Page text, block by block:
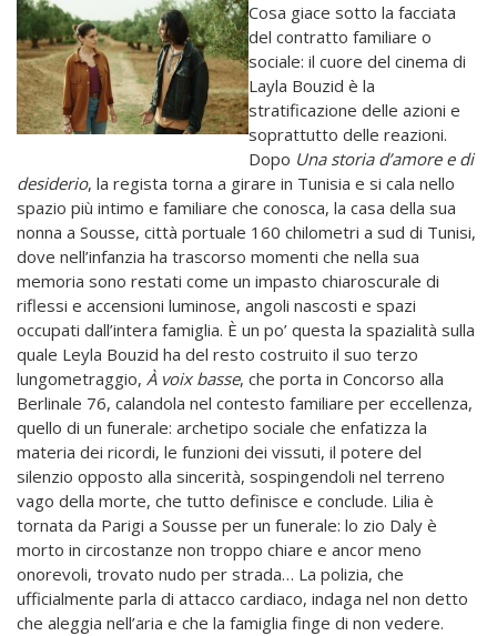
Cosa giace sotto la facciata
del contratto familiare o
sociale: il cuore del cinema di
Layla Bouzid è la
stratificazione delle azioni e
soprattutto delle reazioni.
Dopo Una storia d’amore e di
desiderio, la regista torna a girare in Tunisia e si cala nello
spazio più intimo e familiare che conosca, la casa della sua
nonna a Sousse, città portuale 160 chilometri a sud di Tunisi,
dove nell’infanzia ha trascorso momenti che nella sua
memoria sono restati come un impasto chiaroscurale di
riflessi e accensioni luminose, angoli nascosti e spazi
occupati dall’intera famiglia. È un po’ questa la spazialità sulla
quale Leyla Bouzid ha del resto costruito il suo terzo
lungometraggio, À voix basse, che porta in Concorso alla
Berlinale 76, calandola nel contesto familiare per eccellenza,
quello di un funerale: archetipo sociale che enfatizza la
materia dei ricordi, le funzioni dei vissuti, il potere del
silenzio opposto alla sincerità, sospingendoli nel terreno
vago della morte, che tutto definisce e conclude. Lilia è
tornata da Parigi a Sousse per un funerale: lo zio Daly è
morto in circostanze non troppo chiare e ancor meno
onorevoli, trovato nudo per strada… La polizia, che
ufficialmente parla di attacco cardiaco, indaga nel non detto
che aleggia nell’aria e che la famiglia finge di non vedere.